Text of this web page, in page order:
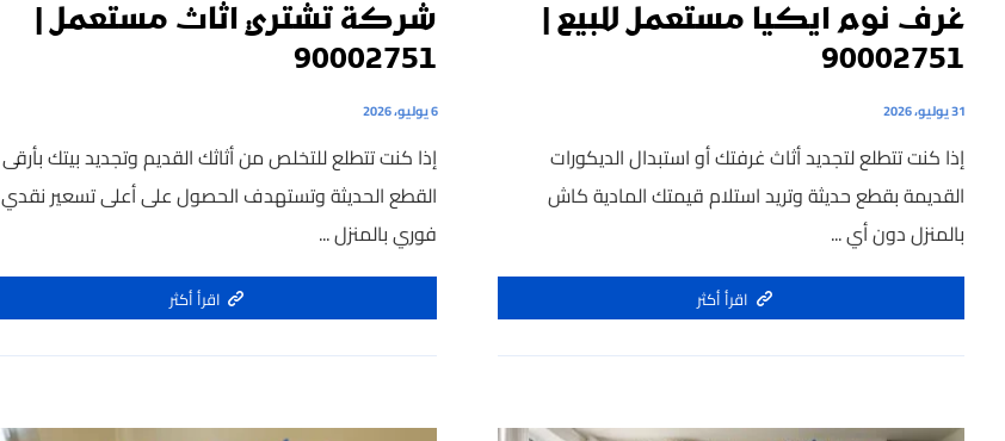
غرف نوم ايكيا مستعمل للبيع |
90002751
31 يوليو، 2026
إذا كنت تتطلع لتجديد أثاث غرفتك أو استبدال الديكورات
القديمة بقطع حديثة وتريد استلام قيمتك المادية كاش
بالمنزل دون أي ...
اقرأ أكثر
شركة تشتري اثاث مستعمل |
90002751
6 يوليو، 2026
إذا كنت تتطلع للتخلص من أثاثك القديم وتجديد بيتك بأرقى
القطع الحديثة وتستهدف الحصول على أعلى تسعير نقدي
فوري بالمنزل ...
اقرأ أكثر